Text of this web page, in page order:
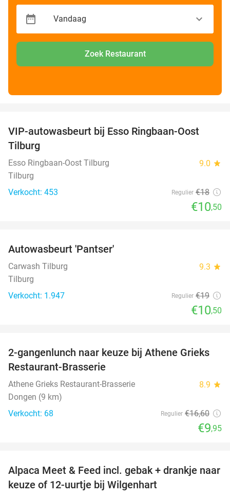
Zoek Restaurant
42%
VIP-autowasbeurt bij Esso Ringbaan-Oost
Tilburg
Esso Ringbaan-Oost Tilburg 9.0 star
Tilburg
Verkocht: 453
Regulier €18
€10,50
Autowasbeurt 'Pantser'
Carwash Tilburg 9.3 star
Tilburg
Verkocht: 1.947
Regulier €19
€10,50
40%
2-gangenlunch naar keuze bij Athene Grieks
Restaurant-Brasserie
Athene Grieks Restaurant-Brasserie 8.9 star
Dongen (9 km)
Verkocht: 68
Regulier €16,60
€9,95
43%
Alpaca Meet & Feed incl. gebak + drankje naar
keuze of 12-uurtje bij Wilgenhart